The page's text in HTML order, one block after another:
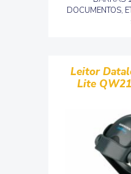
DOCUMENTOS,
Leitor
Lite